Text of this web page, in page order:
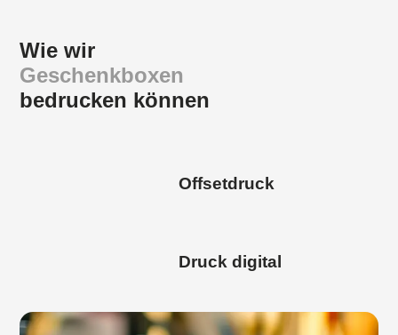
Wie wir
Geschenkboxen
bedrucken können
Offsetdruck
Druck digital